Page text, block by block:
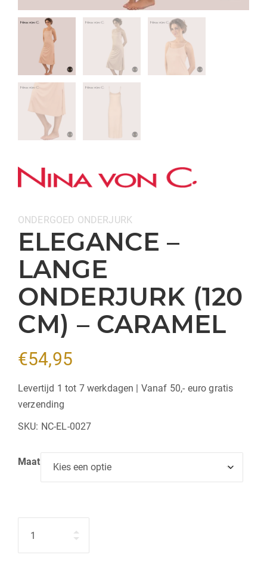
Categorieën:
ONDERGOED ONDERJURK
ELEGANCE –
LANGE
ONDERJURK (120
CM) – CARAMEL
€54,95
Levertijd 1 tot 7 werkdagen | Vanaf 50,- euro gratis
verzending
SKU: NC-EL-0027
Maat